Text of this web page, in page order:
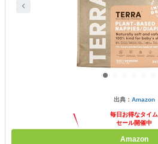
出典： Amazon
毎日お得なタイム
セール開催中
Amazon